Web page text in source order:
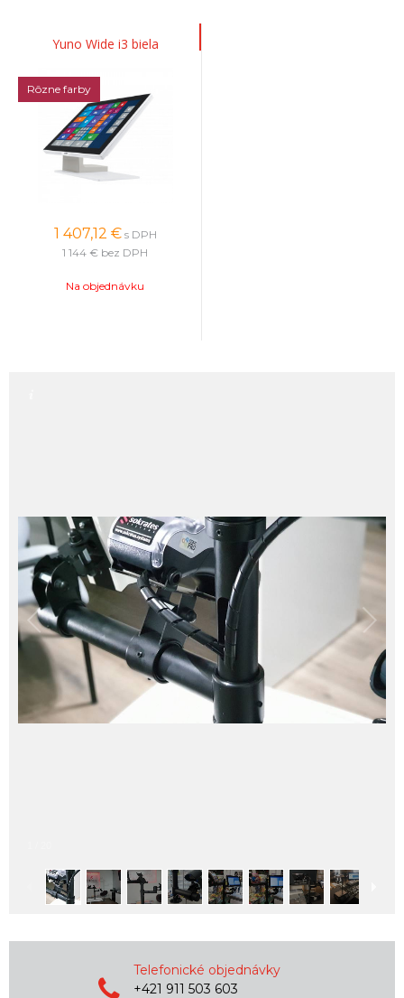
Yuno Wide i3 biela
Rôzne farby
1 407,12 € s DPH
1 144 € bez DPH
Na objednávku
Telefonické objednávky
+421 911 503 603